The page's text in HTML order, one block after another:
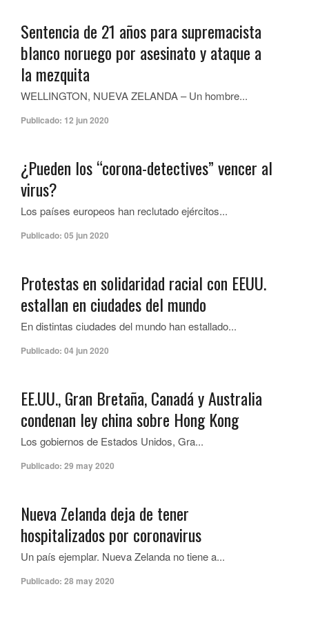
Sentencia de 21 años para supremacista
blanco noruego por asesinato y ataque a
la mezquita
WELLINGTON, NUEVA ZELANDA – Un hombre...
Publicado: 12 jun 2020
¿Pueden los “corona-detectives” vencer al
virus?
Los países europeos han reclutado ejércitos...
Publicado: 05 jun 2020
Protestas en solidaridad racial con EEUU.
estallan en ciudades del mundo
En distintas ciudades del mundo han estallado...
Publicado: 04 jun 2020
EE.UU., Gran Bretaña, Canadá y Australia
condenan ley china sobre Hong Kong
Los gobiernos de Estados Unidos, Gra...
Publicado: 29 may 2020
Nueva Zelanda deja de tener
hospitalizados por coronavirus
Un país ejemplar. Nueva Zelanda no tiene a...
Publicado: 28 may 2020